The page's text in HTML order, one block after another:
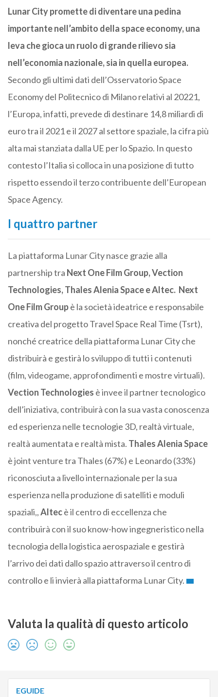
Lunar City promette di diventare una pedina
importante nell’ambito della space economy, una
leva che gioca un ruolo di grande rilievo sia
nell’economia nazionale, sia in quella europea.
Secondo gli ultimi dati dell’Osservatorio Space
Economy del Politecnico di Milano relativi al 20221,
l’Europa, infatti, prevede di destinare 14,8 miliardi di
euro tra il 2021 e il 2027 al settore spaziale, la cifra più
alta mai stanziata dalla UE per lo Spazio. In questo
contesto l’Italia si colloca in una posizione di tutto
rispetto essendo il terzo contribuente dell’European
Space Agency.
I quattro partner
La piattaforma Lunar City nasce grazie alla
partnership tra Next One Film Group, Vection
Technologies,Thales Alenia Space e Altec. Next
One Film Groupè la societàideatrice e responsabile
creativa del progetto Travel Space Real Time (Tsrt),
nonché creatrice della piattaforma Lunar City che
distribuirà e gestirà lo sviluppo di tutti i contenuti
(film, videogame, approfondimenti e mostre virtuali).
Vection Technologies è invee il partner tecnologico
dell’iniziativa, contribuirà con la sua vasta conoscenza
ed esperienza nelle tecnologie 3D, realtà virtuale,
realtà aumentata e realtà mista. Thales Alenia Space
è joint venture tra Thales (67%) e Leonardo (33%)
riconosciuta a livello internazionale per la sua
esperienza nella produzione di satelliti e moduli
spaziali,,Altecè il centro di eccellenza che
contribuirà con il suo know-how ingegneristico nella
tecnologia della logistica aerospaziale e gestirà
l’arrivo dei dati dallo spazio attraverso il centro di
controllo e li invierà alla piattaforma Lunar City.
Valuta la qualità di questo articolo
EGUIDE